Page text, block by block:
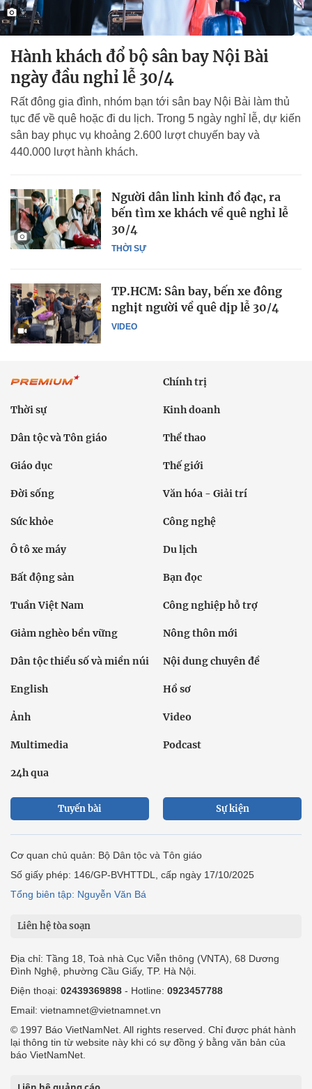
Hành khách đổ bộ sân bay Nội Bài
ngày đầu nghỉ lễ 30/4
Rất đông gia đình, nhóm bạn tới sân bay Nội Bài làm thủ
tục để về quê hoặc đi du lịch. Trong 5 ngày nghỉ lễ, dự kiến
sân bay phục vụ khoảng 2.600 lượt chuyến bay và
440.000 lượt hành khách.
THỜI SỰ
Người dân lỉnh kỉnh đồ đạc, ra
bến tìm xe khách về quê nghỉ lễ
30/4
VIDEO
TP.HCM: Sân bay, bến xe đông
nghịt người về quê dịp lễ 30/4
Chính trị
Thời sự Kinh doanh
Dân tộc và Tôn giáo Thể thao
Giáo dục Thế giới
Đời sống Văn hóa - Giải trí
Sức khỏe Công nghệ
Ô tô xe máy Du lịch
Bất động sản Bạn đọc
Tuần Việt Nam Công nghiệp hỗ trợ
Giảm nghèo bền vững Nông thôn mới
Dân tộc thiểu số và miền núi Nội dung chuyên đề
English Hồ sơ
Ảnh Video
Multimedia Podcast
24h qua
Tuyến bài Sự kiện
Cơ quan chủ quản: Bộ Dân tộc và Tôn giáo
Số giấy phép: 146/GP-BVHTTDL, cấp ngày 17/10/2025
Tổng biên tập: Nguyễn Văn Bá
Liên hệ tòa soạn
Địa chỉ: Tầng 18, Toà nhà Cục Viễn thông (VNTA), 68 Dương
Đình Nghệ, phường Cầu Giấy, TP. Hà Nội.
Điện thoại: 02439369898 - Hotline: 0923457788
Email: vietnamnet@vietnamnet.vn
© 1997 Báo VietNamNet. All rights reserved. Chỉ được phát hành
lại thông tin từ website này khi có sự đồng ý bằng văn bản của
báo VietNamNet.